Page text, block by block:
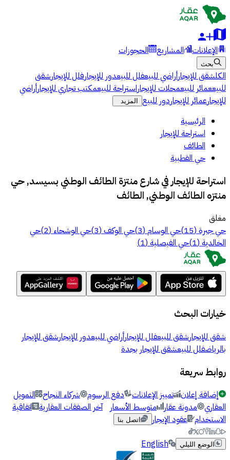
الإعلانات المشاريع الحجوزات
بحث
الكلشقق للإيجارأراضي للبيعفلل للبيعدور للإيجارفلل للإيجارشقق
للبيععمائر للبيعمحلات للإيجاراستراحة للبيعمكتب تجاري للإيجارأراضي
للإيجارعمائر للإيجاردور للبيع المزيد
الرئيسية
استراحة للإيجار
الطائف
حي القطبية
استراحة للإيجار في شارع منتزة الطائف الوطني بسيسد, حي
منتزه الطائف الوطني, الطائف
مغلق
حي جبرة(
15
)حي الوسام(
3
)حي الوكف(
3
)حي الوشحاء(
2
)حي
الخالدية(
1
)حي الفيصلية(
1
)
خيارات البحث
شقق للإيجارشقق للبيعفلل للإيجارأراضي للبيعدور للإيجارشقق للإيجار
بالرياضفلل للبيعشقق للإيجار بجدة
روابط سريعة
إضافة إعلان تمييز الإعلانات دفع الرسوم شركاء النجاح التمويل
العقاري مدونة عقار متوسط الأسعار آخر الصفقات العقارية اتفاقية
الاستخدام عقود الإيجار اتصل بنا
الوضع الليلي English